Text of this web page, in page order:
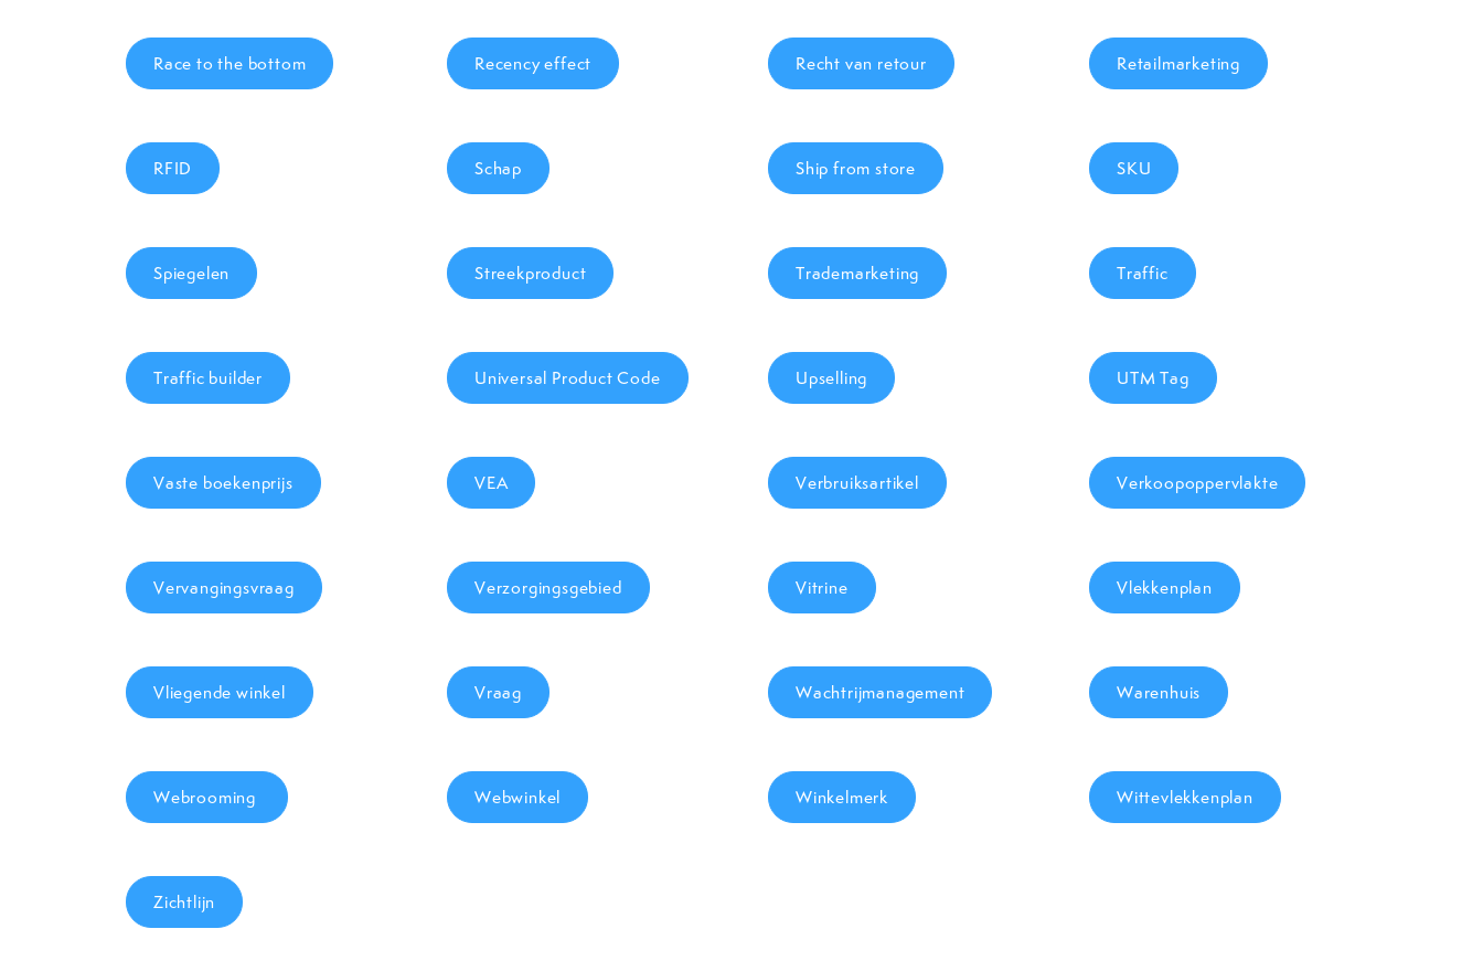
Race to the bottom Recency effect Recht van retour Retailmarketing
RFID Schap Ship from store SKU
Spiegelen Streekproduct Trademarketing Traffic
Traffic builder Universal Product Code Upselling UTM Tag
Vaste boekenprijs VEA Verbruiksartikel Verkoopoppervlakte
Vervangingsvraag Verzorgingsgebied Vitrine Vlekkenplan
Vliegende winkel Vraag Wachtrijmanagement Warenhuis
Webrooming Webwinkel Winkelmerk Wittevlekkenplan
Zichtlijn